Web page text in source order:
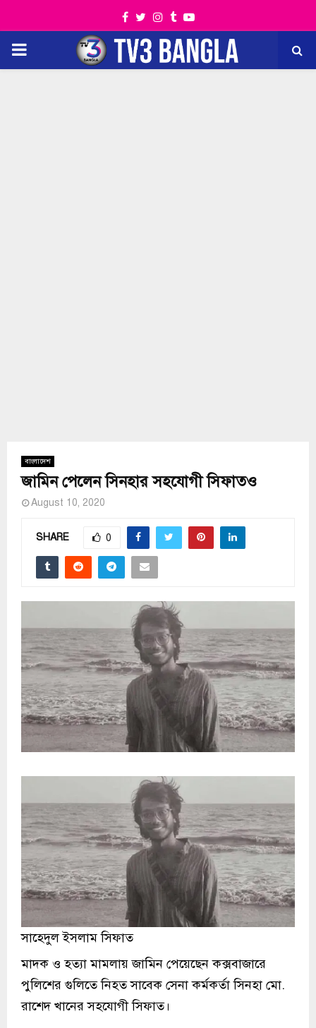
Facebook
TwitterInstagram
TumblrYoutube
PRIMARY
বাংলাদেশ
জামিন পেলেন সিনহার সহযোগী সিফাতও
August 10, 2020
SHARE 0
সাহেদুল ইসলাম সিফাত
মাদক ও হত্যা মামলায় জামিন পেয়েছেন কক্সবাজারে
পুলিশের গুলিতে নিহত সাবেক সেনা কর্মকর্তা সিনহা মো.
রাশেদ খানের সহযোগী সিফাত।